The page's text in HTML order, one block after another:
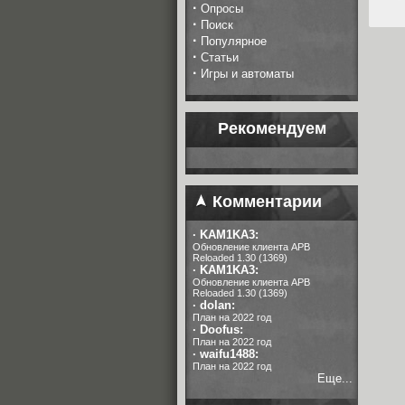
· Опросы
· Поиск
· Популярное
· Статьи
· Игры и автоматы
Рекомендуем
Комментарии
· KAM1KA3:
Обновление клиента APB
Reloaded 1.30 (1369)
· KAM1KA3:
Обновление клиента APB
Reloaded 1.30 (1369)
· dolan:
План на 2022 год
· Doofus:
План на 2022 год
· waifu1488:
План на 2022 год
Еще...